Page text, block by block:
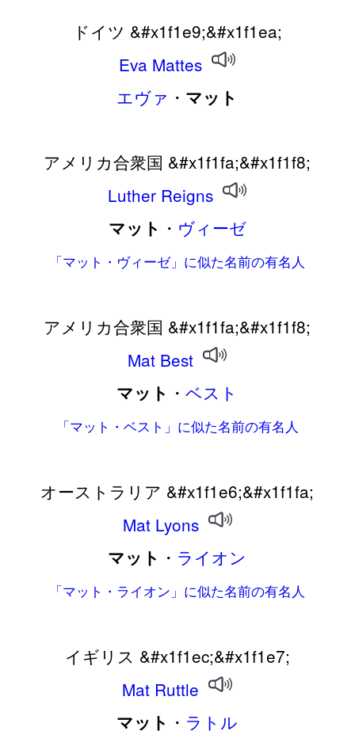
ドイツ &#x1f1e9;&#x1f1ea;
Eva Mattes
エヴァ ・ マット
アメリカ合衆国 &#x1f1fa;&#x1f1f8;
Luther Reigns
マット ・ ヴィーゼ
「マット・ヴィーゼ」に似た名前の有名人
アメリカ合衆国 &#x1f1fa;&#x1f1f8;
Mat Best
マット ・ベスト
「マット・ベスト」に似た名前の有名人
オーストラリア &#x1f1e6;&#x1f1fa;
Mat Lyons
マット ・ ライオン
「マット・ライオン」に似た名前の有名人
イギリス &#x1f1ec;&#x1f1e7;
Mat Ruttle
マット ・ ラトル